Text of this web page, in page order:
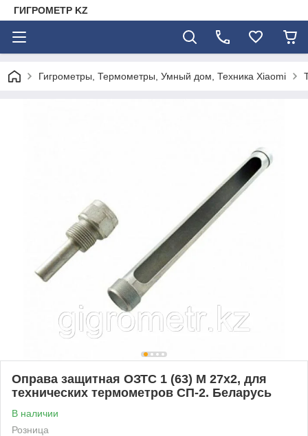
ГИГРОМЕТР KZ
Гигрометры, Термометры, Умный дом, Техника Xiaomi
Оправа защитная ОЗТС 1 (63) М 27х2, для
технических термометров СП-2. Беларусь
В наличии
Розница